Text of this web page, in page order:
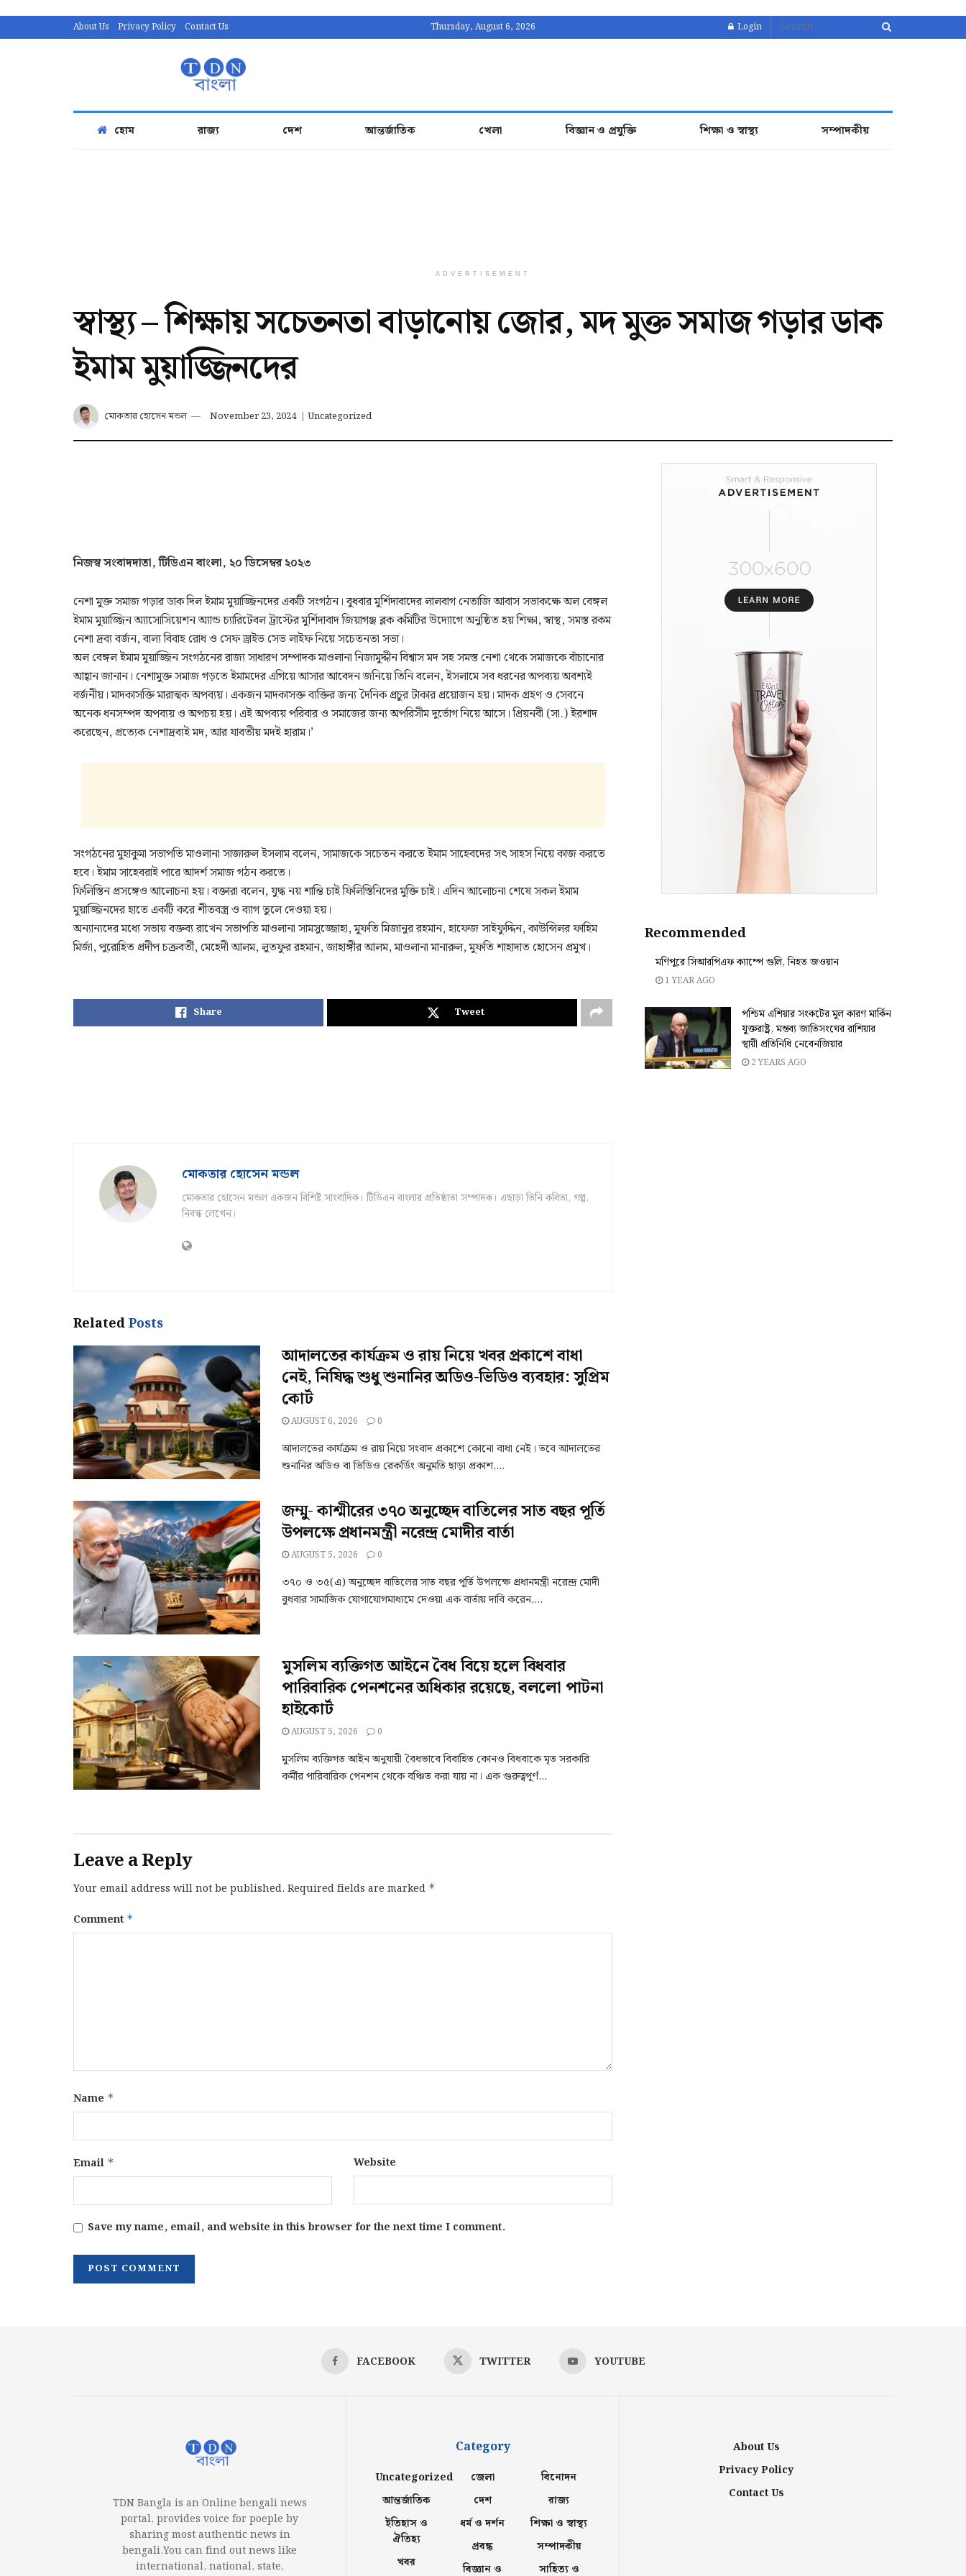
About Us Privacy Policy Contact Us Thursday, August 6, 2026 Login
হোম রাজ্য দেশ আন্তর্জাতিক খেলা বিজ্ঞান ও প্রযুক্তি শিক্ষা ও স্বাস্থ্য সম্পাদকীয়
ADVERTISEMENT
স্বাস্থ্য – শিক্ষায় সচেতনতা বাড়ানোয় জোর, মদ মুক্ত সমাজ গড়ার ডাক
ইমাম মুয়াজ্জিনদের
মোকতার হোসেন মন্ডল November 23, 2024 | Uncategorized
নিজস্ব সংবাদদাতা, টিডিএন বাংলা, ২০ ডিসেম্বর ২০২৩
নেশা মুক্ত সমাজ গড়ার ডাক দিল ইমাম মুয়াজ্জিনদের একটি সংগঠন। বুধবার মুর্শিদাবাদের লালবাগ নেতাজি আবাস সভাকক্ষে অল বেঙ্গল
ইমাম মুয়াজ্জিন অ্যাসোসিয়েশন অ্যান্ড চ্যারিটেবল ট্রাস্টের মুর্শিদাবাদ জিয়াগঞ্জ ব্লক কমিটির উদ্যোগে অনুষ্ঠিত হয় শিক্ষা, স্বাস্থ, সমস্ত রকম
নেশা দ্রব্য বর্জন, বাল্য বিবাহ রোধ ও সেফ ড্রাইভ সেভ লাইফ নিয়ে সচেতনতা সভা।
অল বেঙ্গল ইমাম মুয়াজ্জিন সংগঠনের রাজ্য সাধারণ সম্পাদক মাওলানা নিজামুদ্দীন বিশ্বাস মদ সহ সমস্ত নেশা থেকে সমাজকে বাঁচানোর
আহ্বান জানান। নেশামুক্ত সমাজ গড়তে ইমামদের এগিয়ে আসার আবেদন জনিয়ে তিনি বলেন, ইসলামে সব ধরনের অপব্যয় অবশ্যই
বর্জনীয়। মাদকাসক্তি মারাত্মক অপব্যয়। একজন মাদকাসক্ত ব্যক্তির জন্য দৈনিক প্রচুর টাকার প্রয়োজন হয়। মাদক গ্রহণ ও সেবনে
অনেক ধনসম্পদ অপব্যয় ও অপচয় হয়। এই অপব্যয় পরিবার ও সমাজের জন্য অপরিসীম দুর্ভোগ নিয়ে আসে। প্রিয়নবী (সা.) ইরশাদ
করেছেন, প্রত্যেক নেশাদ্রব্যই মদ, আর যাবতীয় মদই হারাম।’
সংগঠনের মুহাকুমা সভাপতি মাওলানা সাজারুল ইসলাম বলেন, সামাজকে সচেতন করতে ইমাম সাহেবদের সৎ সাহস নিয়ে কাজ করতে
হবে। ইমাম সাহেবরাই পারে আদর্শ সমাজ গঠন করতে।
ফিলিস্তিন প্রসঙ্গেও আলোচনা হয়। বক্তারা বলেন, যুদ্ধ নয় শান্তি চাই ফিলিস্তিনিদের মুক্তি চাই। এদিন আলোচনা শেষে সকল ইমাম
মুয়াজ্জিনদের হাতে একটি করে শীতবস্ত্র ও ব্যাগ তুলে দেওয়া হয়।
অন্যান্যদের মধ্যে সভায় বক্তব্য রাখেন সভাপতি মাওলানা সামসুজ্জোহা, মুফতি মিজানুর রহমান, হাফেজ সাইফুদ্দিন, কাউন্সিলর ফাহিম
মির্জা, পুরোহিত প্রদীপ চক্রবর্তী, মেহেদী আলম, লুতফুর রহমান, জাহাঙ্গীর আলম, মাওলানা মানারুল, মুফতি শাহাদাত হোসেন প্রমুখ।
Share Tweet
মোকতার হোসেন মন্ডল
মোকতার হোসেন মন্ডল একজন বিশিষ্ট সাংবাদিক। টিডিএন বাংলার প্রতিষ্ঠাতা সম্পাদক। এছাড়া তিনি কবিতা, গল্প,
নিবন্ধ লেখেন।
RelatedPosts
আদালতের কার্যক্রম ও রায় নিয়ে খবর প্রকাশে বাধা
নেই, নিষিদ্ধ শুধু শুনানির অডিও-ভিডিও ব্যবহার: সুপ্রিম
কোর্ট
AUGUST 6, 2026 0
আদালতের কার্যক্রম ও রায় নিয়ে সংবাদ প্রকাশে কোনো বাধা নেই। তবে আদালতের
শুনানির অডিও বা ভিডিও রেকর্ডিং অনুমতি ছাড়া প্রকাশ,...
জম্মু- কাশ্মীরের ৩৭০ অনুচ্ছেদ বাতিলের সাত বছর পূর্তি
উপলক্ষে প্রধানমন্ত্রী নরেন্দ্র মোদীর বার্তা
AUGUST 5, 2026 0
৩৭০ ও ৩৫(এ) অনুচ্ছেদ বাতিলের সাত বছর পূর্তি উপলক্ষে প্রধানমন্ত্রী নরেন্দ্র মোদী
বুধবার সামাজিক যোগাযোগমাধ্যমে দেওয়া এক বার্তায় দাবি করেন,...
মুসলিম ব্যক্তিগত আইনে বৈধ বিয়ে হলে বিধবার
পারিবারিক পেনশনের অধিকার রয়েছে, বললো পাটনা
হাইকোর্ট
AUGUST 5, 2026 0
মুসলিম ব্যক্তিগত আইন অনুযায়ী বৈধভাবে বিবাহিত কোনও বিধবাকে মৃত সরকারি
কর্মীর পারিবারিক পেনশন থেকে বঞ্চিত করা যায় না। এক গুরুত্বপূর্ণ...
Leave a Reply
Your email address will not be published. Required fields are marked *
Comment *
Name *
Email * Website
Save my name, email, and website in this browser for the next time I comment.
Recommended
মণিপুরে সিআরপিএফ ক্যাম্পে গুলি, নিহত জওয়ান
1 YEAR AGO
পশ্চিম এশিয়ার সংকটের মূল কারণ মার্কিন
যুক্তরাষ্ট্র, মন্তব্য জাতিসংঘের রাশিয়ার
স্থায়ী প্রতিনিধি নেবেনজিয়ার
2 YEARS AGO
FACEBOOK TWITTER YOUTUBE
TDN Bangla is an Online bengali news
portal, provides voice for poeple by
sharing most authentic news in
bengali.You can find out news like
international, national, state,
Category
Uncategorized
আন্তর্জাতিক
ইতিহাস ও
ঐতিহ্য
খবর
জেলা
দেশ
ধর্ম ও দর্শন
প্রবন্ধ
বিজ্ঞান ও
বিনোদন
রাজ্য
শিক্ষা ও স্বাস্থ্য
সম্পাদকীয়
সাহিত্য ও
About Us
Privacy Policy
Contact Us